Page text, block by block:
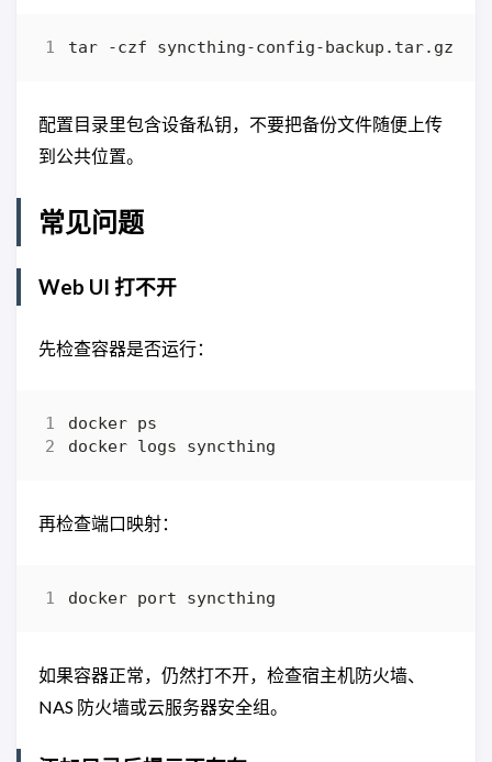
配置目录里包含设备私钥，不要把备份文件随便上传
到公共位置。
常见问题
Web UI 打不开
先检查容器是否运行：
再检查端口映射：
如果容器正常，仍然打不开，检查宿主机防火墙、
NAS 防火墙或云服务器安全组。